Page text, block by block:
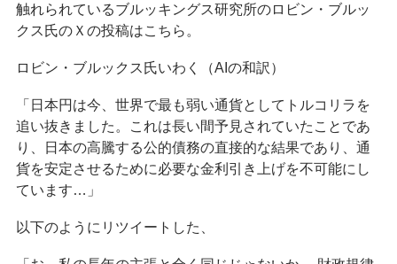
触れられているブルッキングス研究所のロビン・ブルッ
クス氏のＸの投稿はこちら。
ロビン・ブルックス氏いわく（AIの和訳）
「日本円は今、世界で最も弱い通貨としてトルコリラを
追い抜きました。これは長い間予見されていたことであ
り、日本の高騰する公的債務の直接的な結果であり、通
貨を安定させるために必要な金利引き上げを不可能にし
ています…」
以下のようにリツイートした、